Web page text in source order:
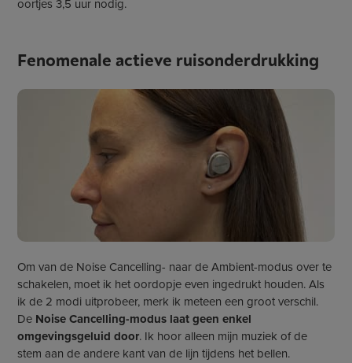
oortjes 3,5 uur nodig.
Fenomenale actieve ruisonderdrukking
Om van de Noise Cancelling- naar de Ambient-modus over te
schakelen, moet ik het oordopje even ingedrukt houden. Als
ik de 2 modi uitprobeer, merk ik meteen een groot verschil.
De Noise Cancelling-modus laat geen enkel
omgevingsgeluid door. Ik hoor alleen mijn muziek of de
stem aan de andere kant van de lijn tijdens het bellen.